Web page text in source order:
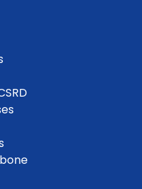
de l'usage du